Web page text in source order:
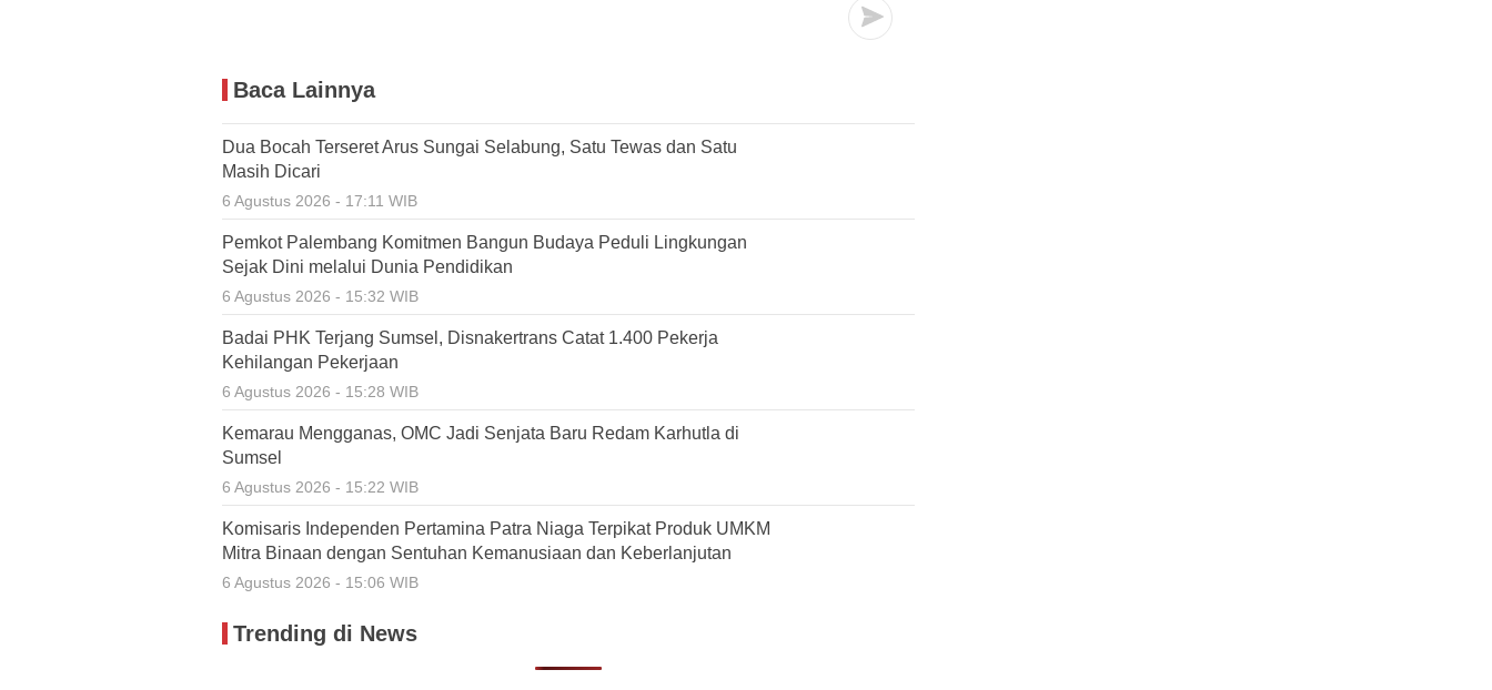
Baca Lainnya
Dua Bocah Terseret Arus Sungai Selabung, Satu Tewas dan Satu
Masih Dicari
6 Agustus 2026 - 17:11 WIB
Pemkot Palembang Komitmen Bangun Budaya Peduli Lingkungan
Sejak Dini melalui Dunia Pendidikan
6 Agustus 2026 - 15:32 WIB
Badai PHK Terjang Sumsel, Disnakertrans Catat 1.400 Pekerja
Kehilangan Pekerjaan
6 Agustus 2026 - 15:28 WIB
Kemarau Mengganas, OMC Jadi Senjata Baru Redam Karhutla di
Sumsel
6 Agustus 2026 - 15:22 WIB
Komisaris Independen Pertamina Patra Niaga Terpikat Produk UMKM
Mitra Binaan dengan Sentuhan Kemanusiaan dan Keberlanjutan
6 Agustus 2026 - 15:06 WIB
Trending di News